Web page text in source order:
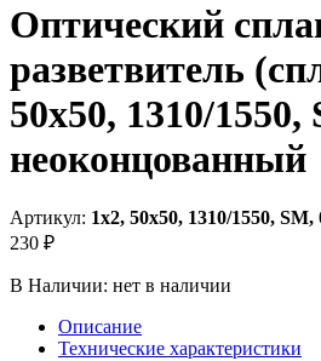
Оптический
разветвитель
50х50, 1310/
неоконцованный
Артикул: 1х2, 50х50, 1310/1550,
230 ₽
В Наличии: нет в наличии
Описание
Технические характеристики